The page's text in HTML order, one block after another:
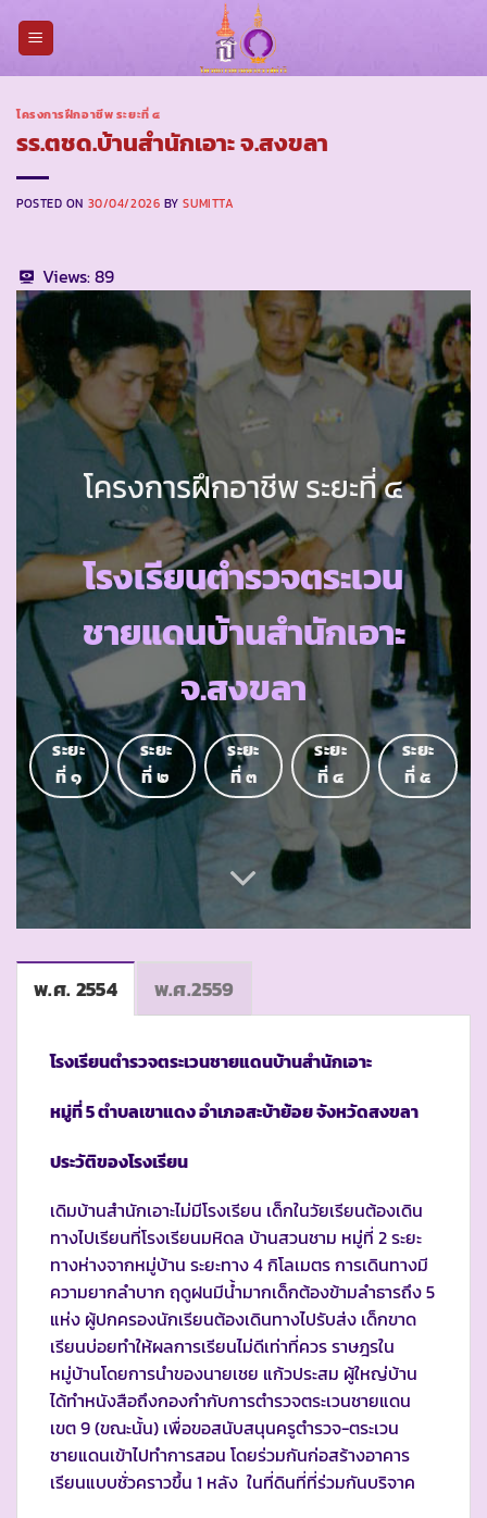
โครงการฝึกอาชีพ ระยะที่ ๔
รร.ตชด.บ้านสำนักเอาะ จ.สงขลา
POSTED ON 30/04/2026 BYSUMITTA
Views:89
โครงการฝึกอาชีพ ระยะที่ ๔
โรงเรียนตำรวจตระเวน
ชายแดนบ้านสำนักเอาะ
จ.สงขลา
ระยะ
ที่ ๑
ระยะ
ที่ ๒
ระยะ
ที่ ๓
ระยะ
ที่ ๔
ระยะ
ที่ ๕
พ.ศ. 2554 พ.ศ.2559
โรงเรียนตำรวจตระเวนชายแดนบ้านสำนักเอาะ
หมู่ที่ 5 ตำบลเขาแดง อำเภอสะบ้าย้อย จังหวัดสงขลา
ประวัติของโรงเรียน
เดิมบ้านสำนักเอาะไม่มีโรงเรียน เด็กในวัยเรียนต้องเดิน
ทางไปเรียนที่โรงเรียนมหิดล บ้านสวนชาม หมู่ที่ 2 ระยะ
ทางห่างจากหมู่บ้าน ระยะทาง 4 กิโลเมตร การเดินทางมี
ความยากลำบาก ฤดูฝนมีน้ำมากเด็กต้องข้ามลำธารถึง 5
แห่ง ผู้ปกครองนักเรียนต้องเดินทางไปรับส่ง เด็กขาด
เรียนบ่อยทำให้ผลการเรียนไม่ดีเท่าที่ควร ราษฎรใน
หมู่บ้านโดยการนำของนายเชย แก้วประสม ผู้ใหญ่บ้าน
ได้ทำหนังสือถึงกองกำกับการตำรวจตระเวนชายแดน
เขต 9 (ขณะนั้น) เพื่อขอสนับสนุนครูตำรวจ-ตระเวน
ชายแดนเข้าไปทำการสอน โดยร่วมกันก่อสร้างอาคาร
เรียนแบบชั่วคราวขึ้น 1 หลัง ในที่ดินที่ที่ร่วมกันบริจาค